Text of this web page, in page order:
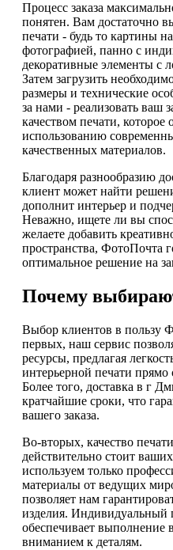
Процесс заказа
понятен. Вам достаточно
печати - будь то картины
фотографией, панно с
декоративные элементы с
Затем загрузить
размеры и технические
за нами - реализовать ваш
качеством печати, которое
использованию
качественных материалов.
Благодаря разнообразию
клиент может найти
дополнит интерьер и
Неважно, ищете ли вы
желаете добавить
пространства, ФотоПочта
оптимальное решение на
Почему
Выбор клиентов в пользу
первых, наш сервис
ресурсы, предлагая
интерьерной печати прямо
Более того, доставка в г
кратчайшие сроки, что
вашего заказа.
Во-вторых, качество
действительно стоит
используем только
материалы от ведущих
позволяет нам
изделия. Индивидуальный
обеспечивает выполнение
вниманием к деталям.